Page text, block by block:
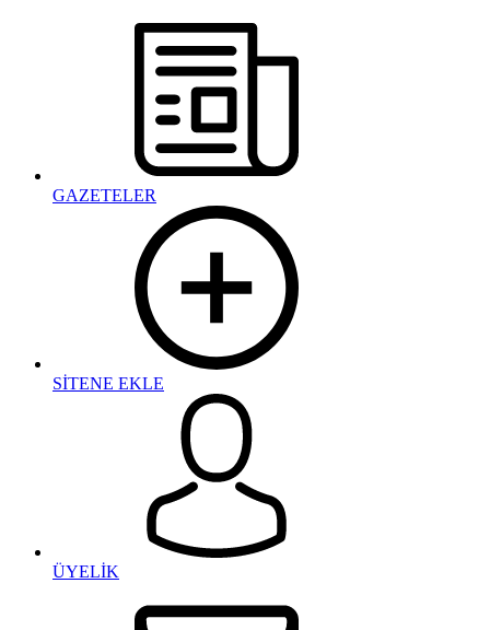
GAZETELER
SİTENE EKLE
ÜYELİK